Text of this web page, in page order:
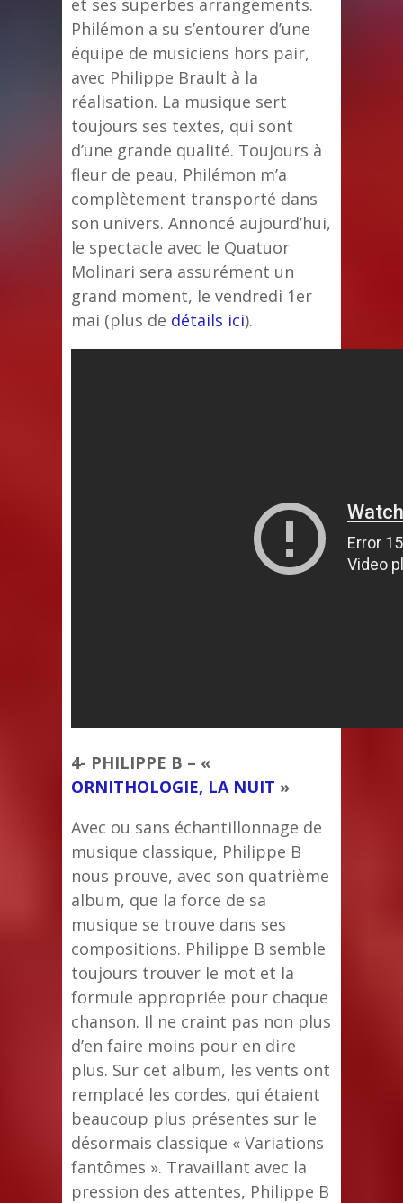
Philémon a su s’entourer d’une
équipe de musiciens hors pair,
avec Philippe Brault à la
réalisation. La musique sert
toujours ses textes, qui sont
d’une grande qualité. Toujours à
fleur de peau, Philémon m’a
complètement transporté dans
son univers. Annoncé aujourd’hui,
le spectacle avec le Quatuor
Molinari sera assurément un
grand moment, le vendredi 1er
mai (plus de détails ici).
4- PHILIPPE B – «
ORNITHOLOGIE, LA NUIT »
Avec ou sans échantillonnage de
musique classique, Philippe B
nous prouve, avec son quatrième
album, que la force de sa
musique se trouve dans ses
compositions. Philippe B semble
toujours trouver le mot et la
formule appropriée pour chaque
chanson. Il ne craint pas non plus
d’en faire moins pour en dire
plus. Sur cet album, les vents ont
remplacé les cordes, qui étaient
beaucoup plus présentes sur le
désormais classique « Variations
fantômes ». Travaillant avec la
pression des attentes, Philippe B